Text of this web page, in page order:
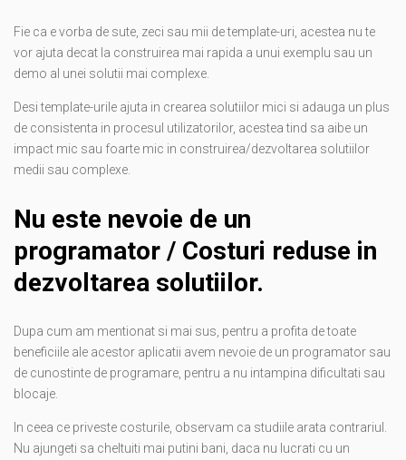
Fie ca e vorba de sute, zeci sau mii de template-uri, acestea nu te
vor ajuta decat la construirea mai rapida a unui exemplu sau un
demo al unei solutii mai complexe.
Desi template-urile ajuta in crearea solutiilor mici si adauga un plus
de consistenta in procesul utilizatorilor, acestea tind sa aibe un
impact mic sau foarte mic in construirea/dezvoltarea solutiilor
medii sau complexe.
Nu este nevoie de un
programator / Costuri reduse in
dezvoltarea solutiilor.
Dupa cum am mentionat si mai sus, pentru a profita de toate
beneficiile ale acestor aplicatii avem nevoie de un programator sau
de cunostinte de programare, pentru a nu intampina dificultati sau
blocaje.
In ceea ce priveste costurile, observam ca studiile arata contrariul.
Nu ajungeti sa cheltuiti mai putini bani, daca nu lucrati cu un